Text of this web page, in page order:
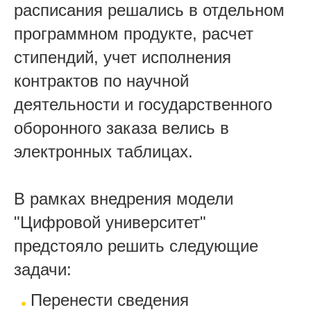
расписания решались в отдельном
программном продукте, расчет
стипендий, учет исполнения
контрактов по научной
деятельности и государственного
оборонного заказа велись в
электронных таблицах.
В рамках внедрения модели
"Цифровой университет"
предстояло решить следующие
задачи:
Перенести сведения